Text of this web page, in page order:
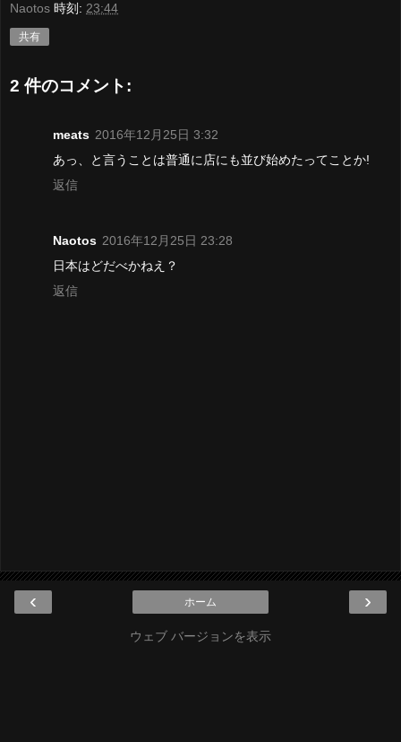
Naotos 時刻: 23:44
共有
2 件のコメント:
meats 2016年12月25日 3:32
あっ、と言うことは普通に店にも並び始めたってことか!
返信
Naotos 2016年12月25日 23:28
日本はどだべかねえ？
返信
‹ ›
ホーム
ウェブ バージョンを表示